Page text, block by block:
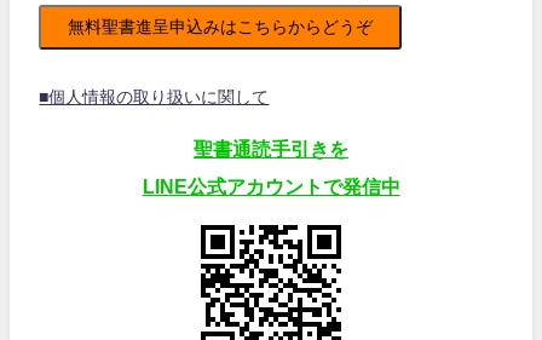
無料聖書進呈申込みはこちらからどうぞ
■個人情報の取り扱いに関して
聖書通読手引きを
LINE公式アカウントで発信中